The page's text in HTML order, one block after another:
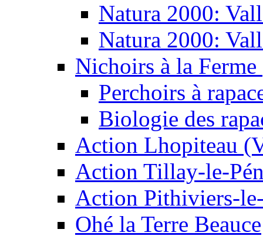
Natura 2000:
Natura 2000:
Nichoirs à la
Perchoirs à
Biologie des
Action Lhopiteau
Action Tillay-le-
Action Pithiviers-
Ohé la Terre Beauce